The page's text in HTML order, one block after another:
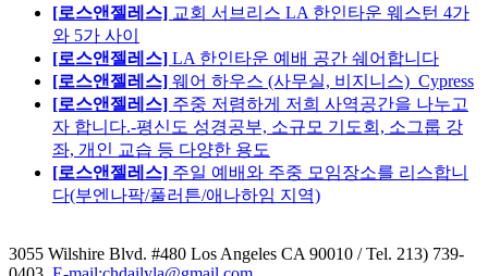
[로스앤젤레스] 교회 서브리스 LA 한인타운 웨스턴 4가
와 5가 사이
[로스앤젤레스] LA 한인타운 예배 공간 쉐어합니다
[로스앤젤레스] 웨어 하우스 (사무실, 비지니스)_Cypress
[로스앤젤레스] 주중 저렴하게 저희 사역공간을 나누고
자 합니다.-평신도 성경공부, 소규모 기도회, 소그룹 강
좌, 개인 교습 등 다양한 용도
[로스앤젤레스] 주일 예배와 주중 모임장소를 리스합니
다(부엔나팍/풀러튼/애나하임 지역)
3055 Wilshire Blvd. #480 Los Angeles CA 90010 / Tel. 213) 739-